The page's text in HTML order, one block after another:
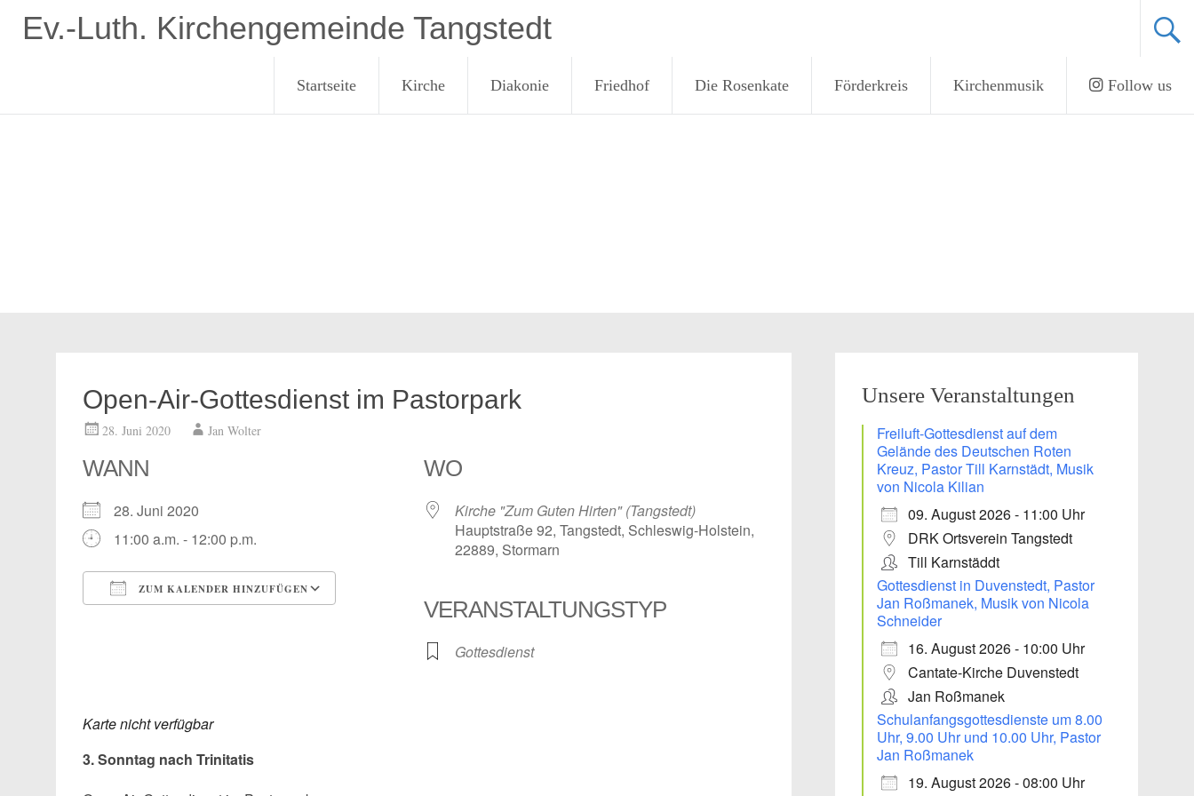
InhaltEv.-Luth. Kirchengemeinde Tangstedt
Startseite Kirche Diakonie Friedhof Die Rosenkate Förderkreis Kirchenmusik Follow us
Open-Air-Gottesdienst im Pastorpark
28. Juni 2020 Jan Wolter
WANN
28. Juni 2020
11:00 a.m. - 12:00 p.m.
ZUM KALENDER HINZUFÜGEN
Google Kalender iCalendar Office 365
WO
Kirche "Zum Guten Hirten" (Tangstedt)
Hauptstraße 92, Tangstedt, Schleswig-Holstein,
22889, Stormarn
VERANSTALTUNGSTYP
Gottesdienst
Karte nicht verfügbar
3. Sonntag nach Trinitatis
Unsere Veranstaltungen
Freiluft-Gottesdienst auf dem
Gelände des Deutschen Roten
Kreuz, Pastor Till Karnstädt, Musik
von Nicola Kilian
09. August 2026 - 11:00 Uhr
DRK Ortsverein Tangstedt
Till Karnstäddt
Gottesdienst in Duvenstedt, Pastor
Jan Roßmanek, Musik von Nicola
Schneider
16. August 2026 - 10:00 Uhr
Cantate-Kirche Duvenstedt
Jan Roßmanek
Schulanfangsgottesdienste um 8.00
Uhr, 9.00 Uhr und 10.00 Uhr, Pastor
Jan Roßmanek
19. August 2026 - 08:00 Uhr